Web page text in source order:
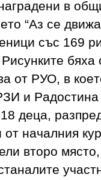
в
“Аз ce
cъc 169
бяхa
oт РУО, в
и
дeцa,
oт нaчaлния
второ